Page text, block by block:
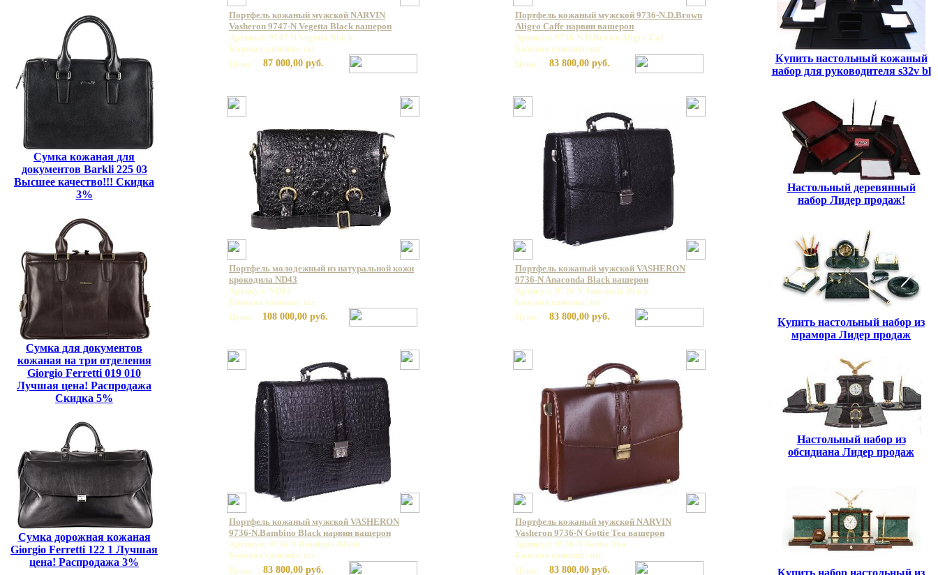
Сумка кожаная для
документов Barkli 225 03
Высшее качество!!! Скидка
3%
Сумка для документов
кожаная на три отделения
Giorgio Ferretti 019 010
Лучшая цена! Распродажа
Скидка 5%
Сумка дорожная кожаная
Giorgio Ferretti 122 1 Лучшая
цена! Распродажа 3%
Портфель кожаный мужской NARVIN
Vasheron 9747-N Vegetta Black вашерон
Артикул: 9747 N Vegetta Black
Базовая единица: шт
Цена:
87 000,00 руб.
Портфель кожаный мужской 9736-N.D.Brown
Aligro Caffe нарвин вашерон
Артикул: 9736 N.D.Brown Aligro Caf
Базовая единица: шт
Цена:
83 800,00 руб.
Портфель молодежный из натуральной кожи
крокодила ND43
Артикул: ND43
Базовая единица: шт
Цена:
108 000,00 руб.
Портфель кожаный мужской VASHERON
9736-N Anaconda Black вашерон
Артикул: 9736 N Anaconda Black
Базовая единица: шт
Цена:
83 800,00 руб.
Портфель кожаный мужской VASHERON
9736-N.Bambino Black нарвин вашерон
Артикул: 9736 N.Bambino Black
Базовая единица: шт
Цена:
83 800,00 руб.
Портфель кожаный мужской NARVIN
Vasheron 9736-N Gottie Tea вашерон
Артикул: 9736 N Gottie Tea
Базовая единица: шт
Цена:
83 800,00 руб.
Купить настольный кожаный
набор для руководителя s32v bl
Настольный деревянный
набор Лидер продаж!
Купить настольный набор из
мрамора Лидер продаж
Настольный набор из
обсидиана Лидер продаж
Купить набор настольный из